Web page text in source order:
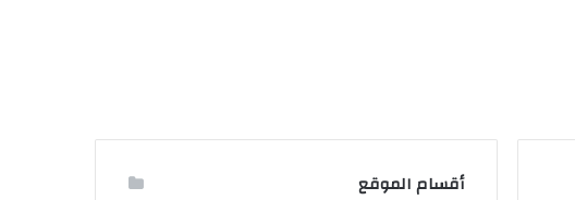
أقسام الموقع